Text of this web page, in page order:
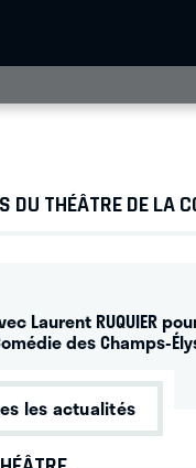
DU THÉÂTRE DE LA
Laurent RUQUIER
des Champs-
les actualités